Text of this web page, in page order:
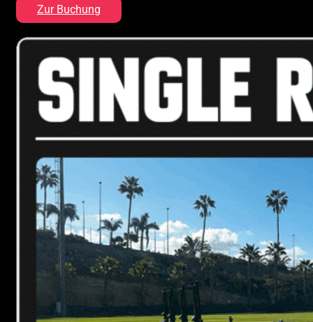
Zur Buchung